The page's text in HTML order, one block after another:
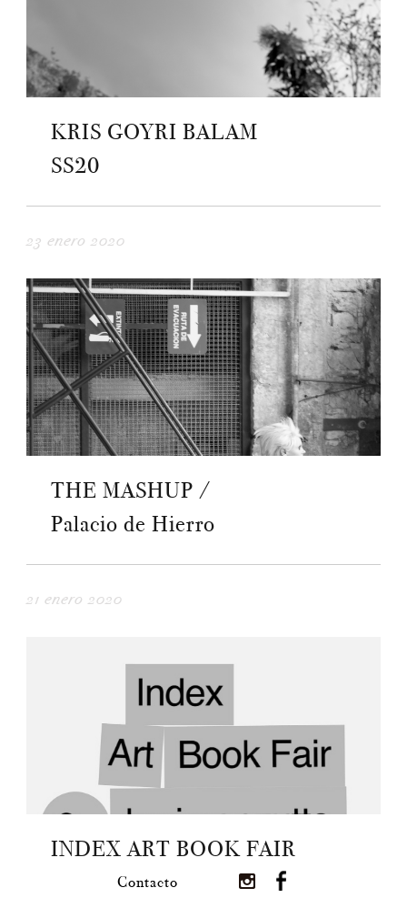
Contacto
KRIS GOYRI BALAM
SS20
23 enero 2020
THE MASHUP /
Palacio de Hierro
21 enero 2020
INDEX ART BOOK FAIR